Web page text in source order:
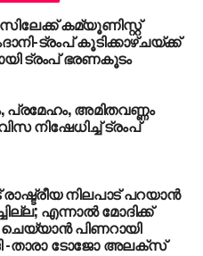
പ്രസംഗം:
കേസെടുത്തു
വറെ മാര്‍ഗങ്ങളുണ്ട്
കമ്യൂണിസ്റ്റ്
ട്രംപ് കൂടിക്കാഴ്ചയ്ക്ക്
ട്രംപ് ഭരണകൂടം
പ്രമേഹം, അമിതവണ്ണം
നിഷേധിച്ച് ട്രംപ്
നിലപാട് പറയാന്‍
എന്നാല്‍ മോദിക്ക്
ചെയ്യാന്‍ പിണറായി
-താരാ ടോജോ അലക്‌സ്